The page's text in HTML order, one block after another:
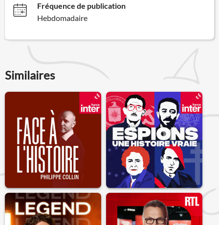
Fréquence de publication
Hebdomadaire
Similaires